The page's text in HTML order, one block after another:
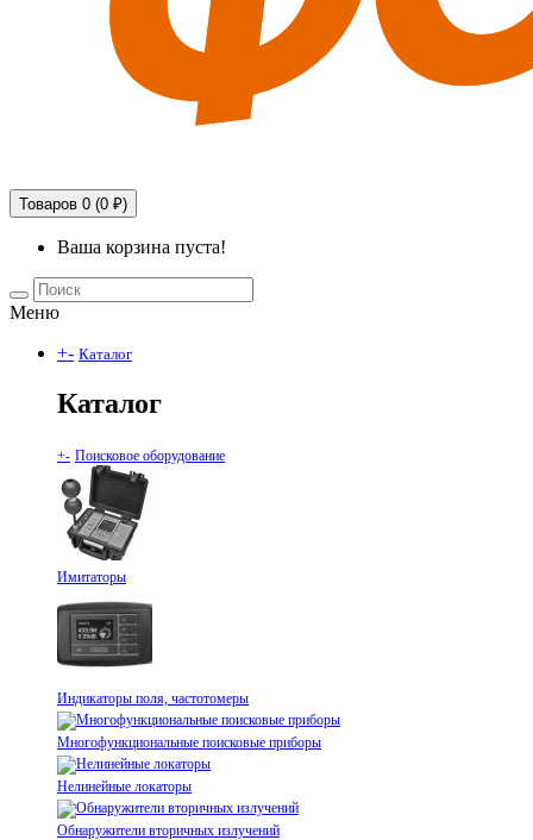
Товаров 0 (0 ₽)
Ваша корзина пуста!
Меню
+- Каталог
Каталог
+- Поисковое оборудование
Имитаторы
Индикаторы поля, частотомеры
Многофункциональные поисковые приборы
Нелинейные локаторы
Обнаружители вторичных излучений